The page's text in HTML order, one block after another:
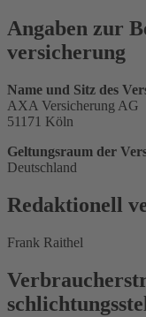
Angaben zur
versicherung
Name und Sitz des
AXA Versicherung AG
51171 Köln
Geltungsraum der
Deutschland
Redaktionell
Frank Raithel